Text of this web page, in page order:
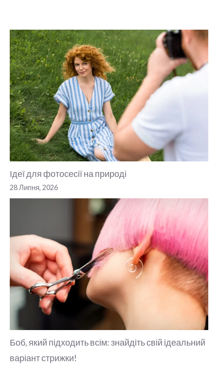
Ідеї для фотосесії на природі
28 Липня, 2026
Боб, який підходить всім: знайдіть свій ідеальний
варіант стрижки!